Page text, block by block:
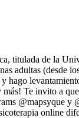
titulada de la
adultas (desde
hago
Te invito a
@mapsyque
online